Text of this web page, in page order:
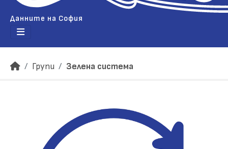
Данните на София
Групи Зелена система